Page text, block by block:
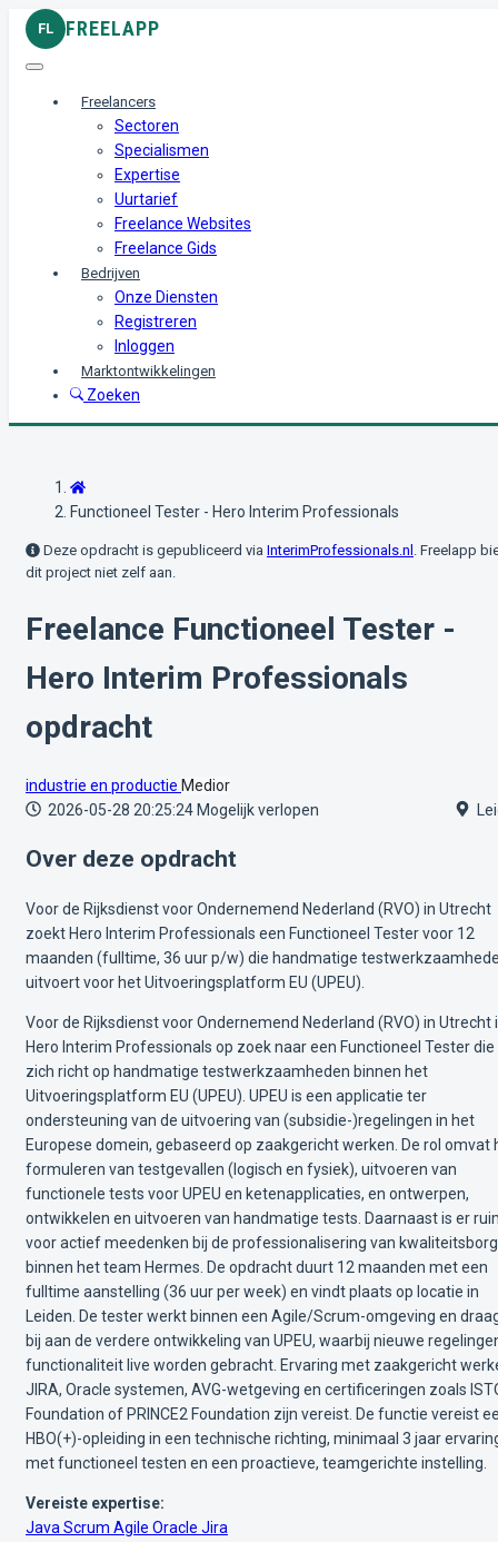
FL FREELAPP
Freelancers
Sectoren
Specialismen
Expertise
Uurtarief
Freelance Websites
Freelance Gids
Bedrijven
Onze Diensten
Registreren
Inloggen
Marktontwikkelingen
Zoeken
Functioneel Tester - Hero Interim Professionals
Deze opdracht is gepubliceerd via InterimProfessionals.nl . Freelapp
dit project niet zelf aan.
Freelance Functioneel Tester -
Hero Interim Professionals
opdracht
industrie en productie Medior
2026-05-28 20:25:24Mogelijk verlopen
Over deze opdracht
Voor de Rijksdienst voor Ondernemend Nederland (RVO) in Utrecht
zoekt Hero Interim Professionals een Functioneel Tester voor 12
maanden (fulltime, 36 uur p/w) die handmatige
uitvoert voor het Uitvoeringsplatform EU (UPEU).
Voor de Rijksdienst voor Ondernemend Nederland (RVO) in Utrecht
Hero Interim Professionals op zoek naar een Functioneel Tester die
zich richt op handmatige testwerkzaamheden binnen het
Uitvoeringsplatform EU (UPEU). UPEU is een applicatie ter
ondersteuning van de uitvoering van (subsidie-)regelingen in het
Europese domein, gebaseerd op zaakgericht werken. De rol omvat
formuleren van testgevallen (logisch en fysiek), uitvoeren van
functionele tests voor UPEU en ketenapplicaties, en ontwerpen,
ontwikkelen en uitvoeren van handmatige tests. Daarnaast is er
voor actief meedenken bij de professionalisering van
binnen het team Hermes. De opdracht duurt 12 maanden met een
fulltime aanstelling (36 uur per week) en vindt plaats op locatie in
Leiden. De tester werkt binnen een Agile/Scrum-omgeving en
bij aan de verdere ontwikkeling van UPEU, waarbij nieuwe
functionaliteit live worden gebracht. Ervaring met zaakgericht
JIRA, Oracle systemen, AVG-wetgeving en certificeringen zoals
Foundation of PRINCE2 Foundation zijn vereist. De functie vereist
HBO(+)-opleiding in een technische richting, minimaal 3 jaar
met functioneel testen en een proactieve, teamgerichte instelling.
Vereiste expertise:
JavaScrum Agile Oracle Jira